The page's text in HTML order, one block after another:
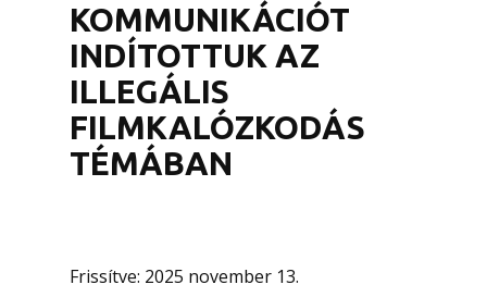
KOMMUNIKÁCIÓT
INDÍTOTTUK AZ
ILLEGÁLIS
FILMKALÓZKODÁS
TÉMÁBAN
Frissítve: 2025 november 13.